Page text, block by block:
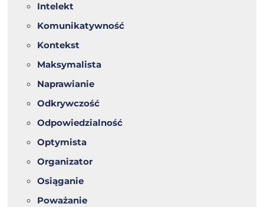
Intelekt
Komunikatywność
Kontekst
Maksymalista
Naprawianie
Odkrywczość
Odpowiedzialność
Optymista
Organizator
Osiąganie
Poważanie